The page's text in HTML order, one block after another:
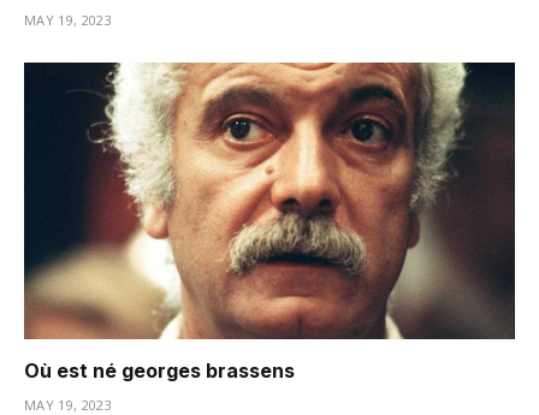
MAY 19, 2023
Où est né georges brassens
MAY 19, 2023